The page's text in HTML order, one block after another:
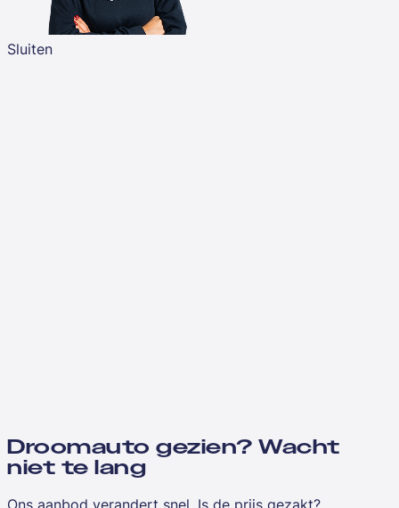
Sluiten
Droomauto gezien? Wacht
niet te lang
Ons aanbod verandert snel. Is de prijs gezakt?